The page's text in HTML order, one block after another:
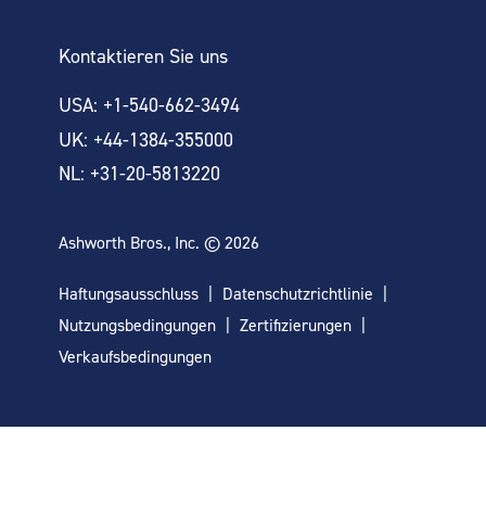
Kontaktieren Sie uns
USA: +1-540-662-3494
UK: +44-1384-355000
NL: +31-20-5813220
Ashworth Bros., Inc. © 2026
Haftungsausschluss
Datenschutzrichtlinie
Nutzungsbedingungen
Zertifizierungen
Verkaufsbedingungen